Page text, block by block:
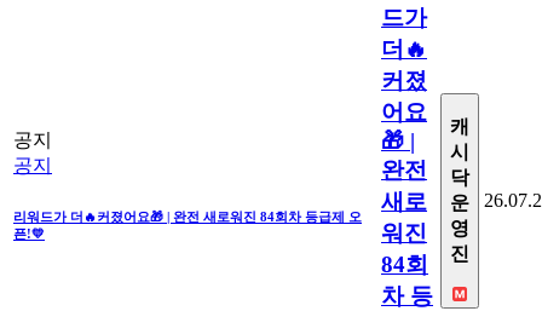
공지
공지
리워드가 더🔥커졌어요🎁 | 완전 새로워진 84회차 등급제 오
픈!💛
드가
더🔥
커졌
어요
🎁 |
완전
새로
워진
84회
차 등
캐
시
닥
운
영
진